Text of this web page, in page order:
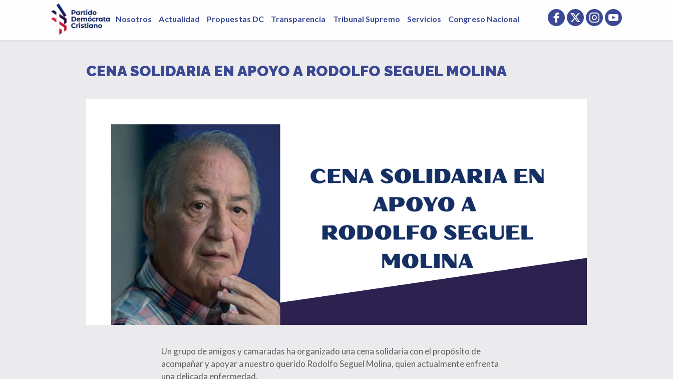
Nosotros Actualidad Propuestas DC Transparencia Tribunal Supremo Servicios Congreso Nacional
CENA SOLIDARIA EN APOYO A RODOLFO SEGUEL MOLINA
Un grupo de amigos y camaradas ha organizado una cena solidaria con el propósito de
acompañar y apoyar a nuestro querido Rodolfo Seguel Molina, quien actualmente enfrenta
una delicada enfermedad.